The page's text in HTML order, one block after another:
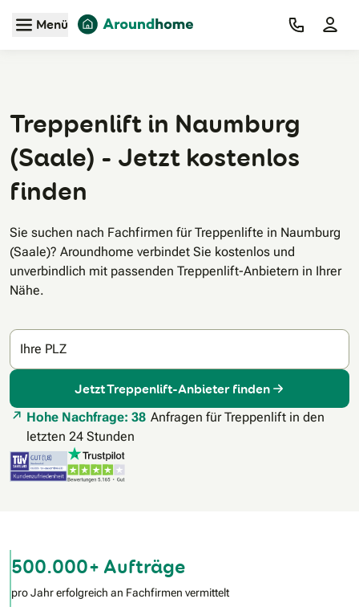
Zum Hauptinhalt
Menü
Treppenlift in Naumburg
(Saale) - Jetzt kostenlos
finden
Sie suchen nach Fachfirmen für Treppenlifte in Naumburg
(Saale)? Aroundhome verbindet Sie kostenlos und
unverbindlich mit passenden Treppenlift-Anbietern in Ihrer
Nähe.
Ihre PLZ
Jetzt Treppenlift-Anbieter finden
Hohe Nachfrage: 38 Anfragen für Treppenlift in den
letzten 24 Stunden
500.000+ Aufträge
pro Jahr erfolgreich an Fachfirmen vermittelt